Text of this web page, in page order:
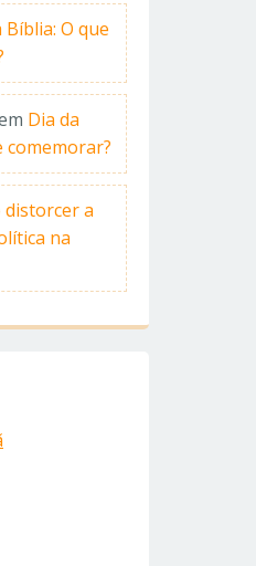
Bíblia: O que
Dia da
comemorar?
distorcer a
na